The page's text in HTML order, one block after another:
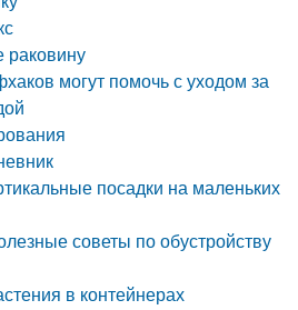
раковину
могут помочь с уходом за
посадки на маленьких
советы по обустройству
в контейнерах